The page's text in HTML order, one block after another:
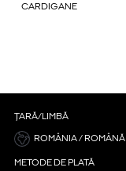
CARDIGANE
ȚARĂ/LIMBĂ
ROMÂNIA / ROMÂNĂ
METODE DE PLATĂ